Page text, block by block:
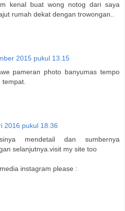
kenal buat wong notog dari saya
rumah dekat dengan trowongan..
2015 pukul 13.15
pameran photo banyumas tempo
tempat.
2016 pukul 18.36
mendetail dan sumbernya
selanjutnya.visit my site too
instagram please :